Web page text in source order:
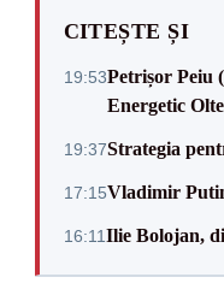
CITEȘTE ȘI
19:53Petrișor Peiu
Energetic
19:37Strategia
17:15Vladimir
16:11Ilie Bolojan,